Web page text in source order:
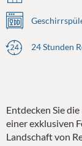
24 Stunden
Entdecken Sie
einer exklusiven
Landschaft von